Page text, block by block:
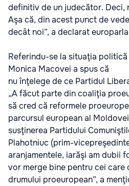
definitiv de un judecător. Deci,
Aşa că, din acest punct de
decât noi”, a declarat
Referindu-se la situaţia
Monica Macovei a spus că
nu înţelege de ce Partidul
„A făcut parte din coaliţia
să cred că reformele
parcursul european al
susţinerea Partidului
Plahotniuc (prim-
aranjamentele, iarăşi am dubii
vor merge bine pentru cei care
drumului proeuropean”, a